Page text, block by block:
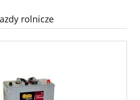
rolnicze